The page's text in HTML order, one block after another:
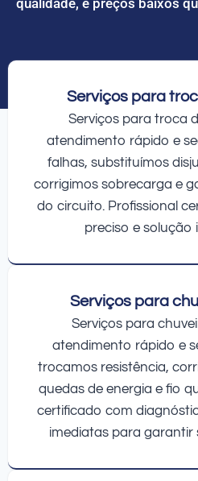
Serviços para
Serviços para troca
atendimento rápido e
falhas, substituímos
corrigimos sobrecarga e
do circuito. Profissional
preciso e solução
Serviços para
Serviços para
atendimento rápido e
trocamos resistência,
quedas de energia e fio
certificado com
imediatas para garantir